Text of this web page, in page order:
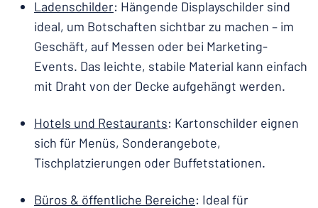
Ladenschilder: Hängende Displayschilder sind
ideal, um Botschaften sichtbar zu machen – im
Geschäft, auf Messen oder bei Marketing-
Events. Das leichte, stabile Material kann einfach
mit Draht von der Decke aufgehängt werden.
Hotels und Restaurants: Kartonschilder eignen
sich für Menüs, Sonderangebote,
Tischplatzierungen oder Buffetstationen.
Büros & öffentliche Bereiche: Ideal für